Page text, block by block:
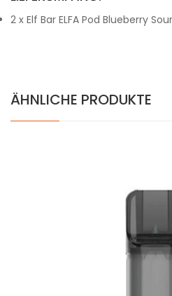
2 x Elf Bar ELFA Pod Blueberry
ÄHNLICHE PRODUKTE